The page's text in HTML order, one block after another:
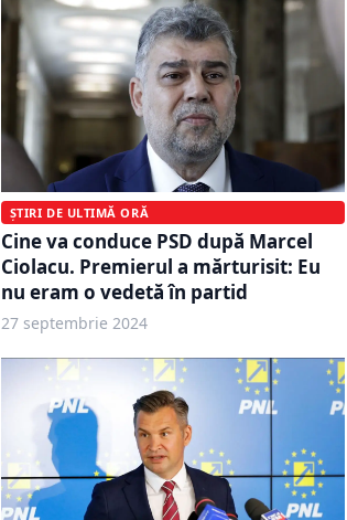
ȘTIRI DE ULTIMĂ ORĂ
Cine va conduce PSD după Marcel
Ciolacu. Premierul a mărturisit: Eu
nu eram o vedetă în partid
27 septembrie 2024